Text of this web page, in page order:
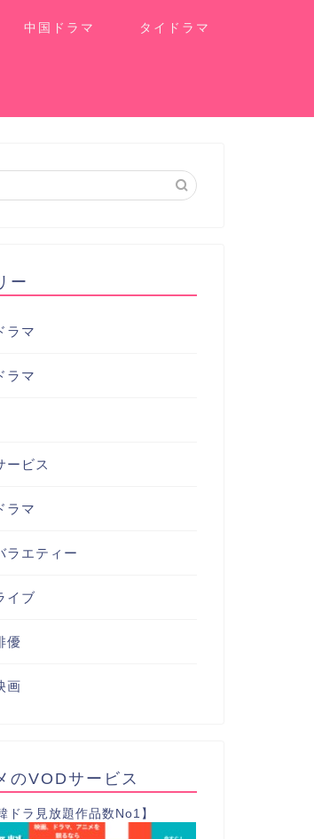
中国ドラマ タイドラマ
ー
ラマ
ラマ
ービス
ラマ
ラエティー
イブ
優
画
のVODサービス
ドラ見放題作品数No1】